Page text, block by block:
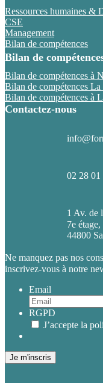
Ressources humaines &
CSE
Management
Bilan de compétences
Bilan de
Bilan de compétences à
Bilan de compétences
Bilan de compétences à
Contactez-nous
02 28 01
1 Av. de
7e étage,
44800
Ne manquez pas nos
inscrivez-vous à notre
Email
RGPD
J’accepte la
Je m'inscris